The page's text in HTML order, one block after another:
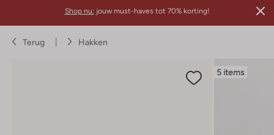
Shop nu: jouw must-haves tot 70% korting!
Terug Hakken
5 items